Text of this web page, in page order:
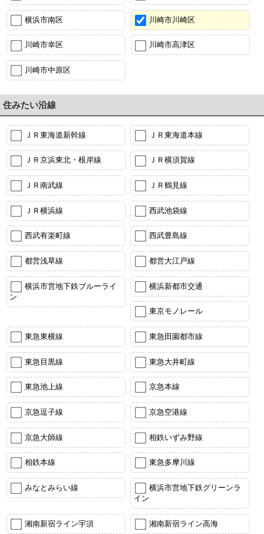
横浜市南区 川崎市川崎区
川崎市幸区 川崎市高津区
川崎市中原区
住みたい沿線
ＪＲ東海道新幹線 ＪＲ東海道本線
ＪＲ京浜東北・根岸線 ＪＲ横須賀線
ＪＲ南武線 ＪＲ鶴見線
ＪＲ横浜線 西武池袋線
西武有楽町線 西武豊島線
都営浅草線 都営大江戸線
横浜市営地下鉄ブルーライ
ン
横浜新都市交通
東京モノレール
東急東横線 東急田園都市線
東急目黒線 東急大井町線
東急池上線 京急本線
京急逗子線 京急空港線
京急大師線 相鉄いずみ野線
相鉄本線 東急多摩川線
みなとみらい線
横浜市営地下鉄グリーンラ
イン
湘南新宿ライン宇須 湘南新宿ライン高海